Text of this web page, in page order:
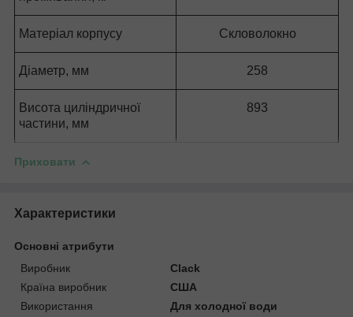
Матеріал корпусу Скловолокно
Діаметр, мм 258
Висота циліндричної
частини, мм
893
Приховати
Характеристики
Основні атрибути
Виробник
Clack
Країна виробник
США
Використання
Для холодної води